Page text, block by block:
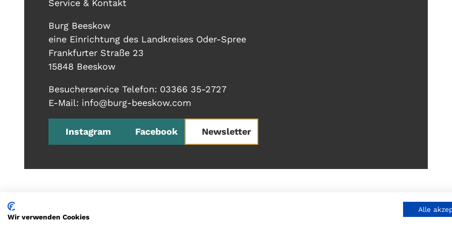
Service & Kontakt
Burg Beeskow
eine Einrichtung des Landkreises Oder-Spree
Frankfurter Straße 23
15848 Beeskow
Besucherservice Telefon: 03366 35-2727
E-Mail: info@burg-beeskow.com
Instagram Facebook Newsletter
Wir verwenden Cookies
Alle